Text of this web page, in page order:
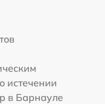
истечении
в Барнауле